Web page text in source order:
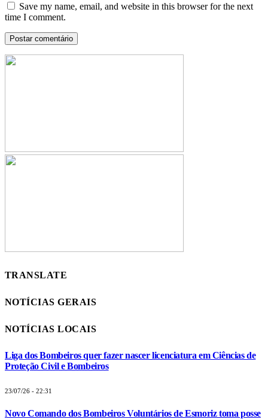
Save my name, email, and website in this browser for the next
time I comment.
TRANSLATE
NOTÍCIAS GERAIS
NOTÍCIAS LOCAIS
Liga dos Bombeiros quer fazer nascer licenciatura em Ciências de
Proteção Civil e Bombeiros
23/07/26 - 22:31
Novo Comando dos Bombeiros Voluntários de Esmoriz toma posse